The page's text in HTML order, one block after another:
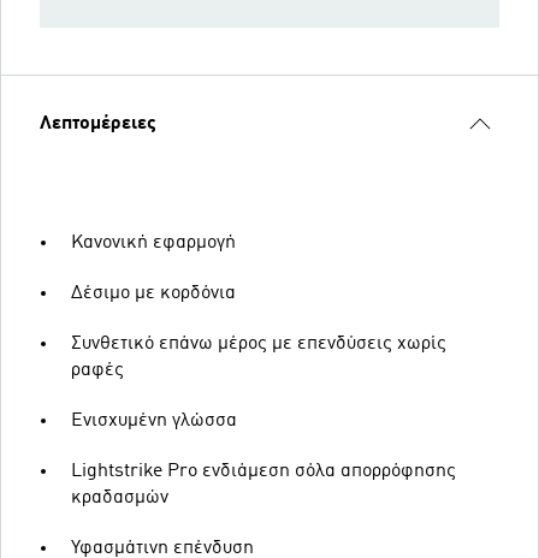
Λεπτομέρειες
Κανονική εφαρμογή
Δέσιμο με κορδόνια
Συνθετικό επάνω μέρος με επενδύσεις χωρίς
ραφές
Ενισχυμένη γλώσσα
Lightstrike Pro ενδιάμεση σόλα απορρόφησης
κραδασμών
Υφασμάτινη επένδυση